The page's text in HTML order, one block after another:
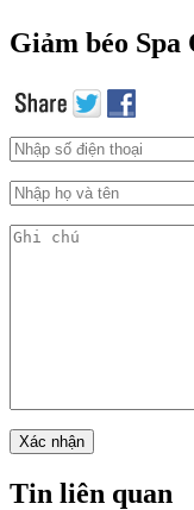
Giảm béo
Tin liên quan